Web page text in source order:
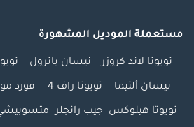
مستعملة الموديل المشهورة
تويوتا لاند كروزر نيسان باترول
نيسان ألتيما تويوتا راف 4 فورد
تويوتا هيلوكس جيب رانجلر متسوبيشي